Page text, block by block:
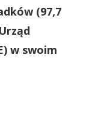
(97,7
w swoim